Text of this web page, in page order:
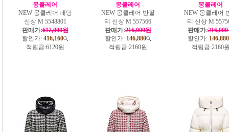
몽클레어
NEW 몽클레어 패딩
신상 M 5548801
판매가:612,000원
할인가: 416,160
적립금:6120원
몽클레어
NEW 몽클레어 반팔
티 신상 M 557566
판매가:216,000원
할인가: 146,880
적립금:2160원
몽클레어
NEW 몽클레어
티 신상 M
판매가:
할인가: 146,880
적립금:2160